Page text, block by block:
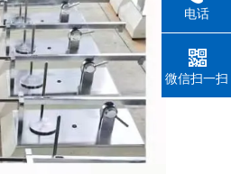
电话
微信扫一扫